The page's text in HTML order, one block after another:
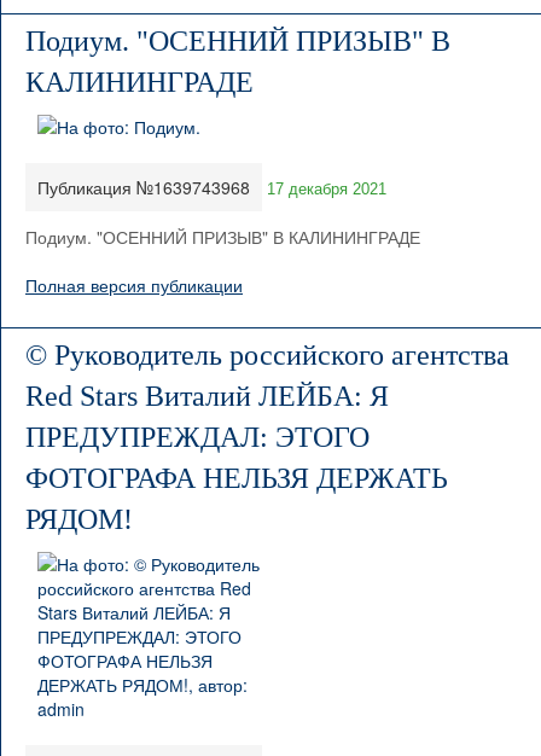
Подиум. "ОСЕННИЙ ПРИЗЫВ" В
КАЛИНИНГРАДЕ
Публикация №1639743968 17 декабря 2021
Подиум. "ОСЕННИЙ ПРИЗЫВ" В КАЛИНИНГРАДЕ
Полная версия публикации
© Руководитель российского агентства
Red Stars Виталий ЛЕЙБА: Я
ПРЕДУПРЕЖДАЛ: ЭТОГО
ФОТОГРАФА НЕЛЬЗЯ ДЕРЖАТЬ
РЯДОМ!